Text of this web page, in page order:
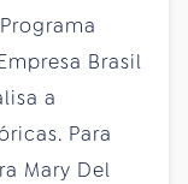
Brasil
a
Para
Mary Del